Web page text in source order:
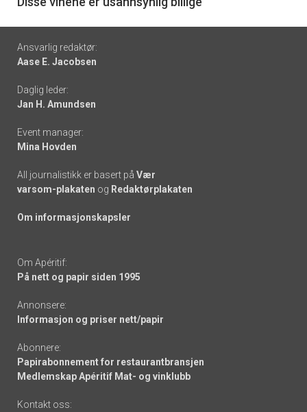
Footer
-
links
Ansvarlig redaktør:
Aase E. Jacobsen
Daglig leder:
Jan H. Amundsen
Event manager:
Mina Hovden
All journalistikk er basert på Vær
varsom-plakaten og Redaktørplakaten
Om informasjonskapsler
Om Apéritif:
På nett og papir siden 1995
Annonsere:
Informasjon og priser nett/papir
Abonnere:
Papirabonnement for restaurantbransjen
Medlemskap Apéritif Mat- og vinklubb
Kontakt oss: